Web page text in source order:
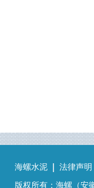
海螺水泥 法律声明
版权所有：海螺（安